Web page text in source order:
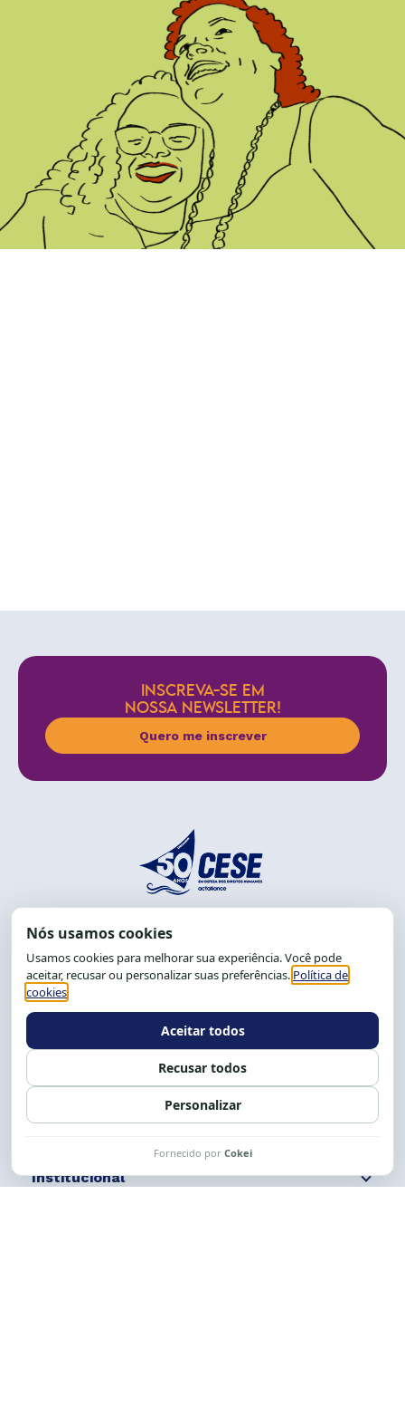
INSCREVA-SE EM
NOSSA NEWSLETTER!
Quero me inscrever
End.: R. da Graça, 150. Graça
CEP: 40.150-055
Salvador-BA, Brasil.
Tel.: (71) 2104-5457, Cel.: (71) 9 9239-2104 ou 2105
Expediente: 8h às 12h e 13 às 17h.
Siga nossas redes Fale conosco
Institucional